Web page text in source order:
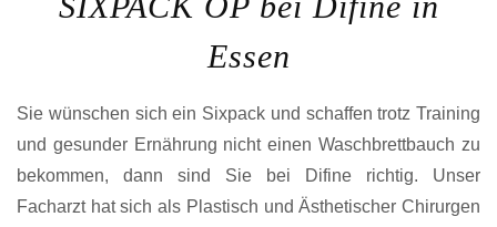
Essen
Sie wünschen sich ein Sixpack und schaffen trotz Training
und gesunder Ernährung nicht einen Waschbrettbauch zu
bekommen, dann sind Sie bei Difine richtig. Unser
Facharzt hat sich als Plastisch und Ästhetischer Chirurgen